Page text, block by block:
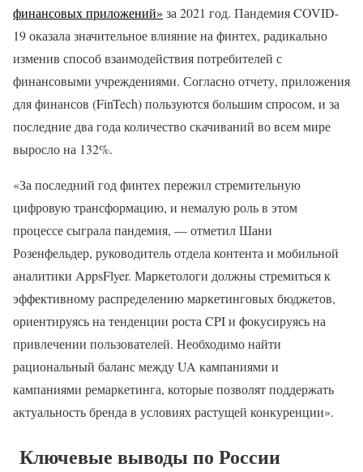
финансовых приложений» за 2021 год. Пандемия COVID-
19 оказала значительное влияние на финтех, радикально
изменив способ взаимодействия потребителей с
финансовыми учреждениями. Согласно отчету, приложения
для финансов (FinTech) пользуются большим спросом, и за
последние два года количество скачиваний во всем мире
выросло на 132%.
«За последний год финтех пережил стремительную
цифровую трансформацию, и немалую роль в этом
процессе сыграла пандемия, — отметил Шани
Розенфельдер, руководитель отдела контента и мобильной
аналитики AppsFlyer. Маркетологи должны стремиться к
эффективному распределению маркетинговых бюджетов,
ориентируясь на тенденции роста CPI и фокусируясь на
привлечении пользователей. Необходимо найти
рациональный баланс между UA кампаниями и
кампаниями ремаркетинга, которые позволят поддержать
актуальность бренда в условиях растущей конкуренции».
Ключевые выводы по России